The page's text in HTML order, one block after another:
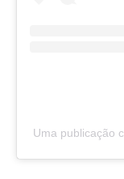
Uma publicação